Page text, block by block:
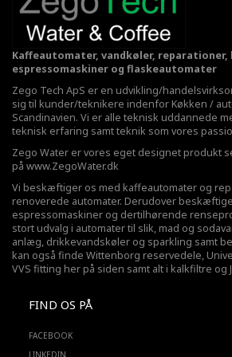
Kaffeautomater, vandkøler, reparationer,
espressomaskiner og flaskeautomater
Zego Tech ApS er en udvikling/
sig til kunder/teknikere indenfor Køkken /
Scandinavien. Vi er alle teknisk uddannede
teknisk erfaring samt teknik som vores
Zego Water er vores eget designet produkt
på www.ZegoWater.dk
Vi beskæftiger os med kaffeautomater og
renoverede automater. Derudover
espressomaskiner og dertilhørende
stort udvalg i automater til slik, mad og
anlæg, drikkevandskøler og sparkling samt
kan også finde Wittenborg reservedele,
VVS fitting her på siden samt alt i kalkfiltre og
FIND OS PÅ
FACEBOOK
LINKEDIN